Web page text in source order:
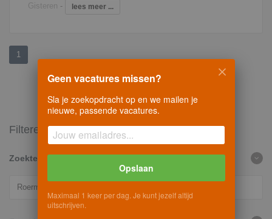
Gisteren - lees meer ...
1
Filteren
Zoekterm
Geen vacatures missen?
Sla je zoekopdracht op en we mailen je
nieuwe, passende vacatures.
Opslaan
Maximaal 1 keer per dag. Je kunt jezelf altijd
uitschrijven.